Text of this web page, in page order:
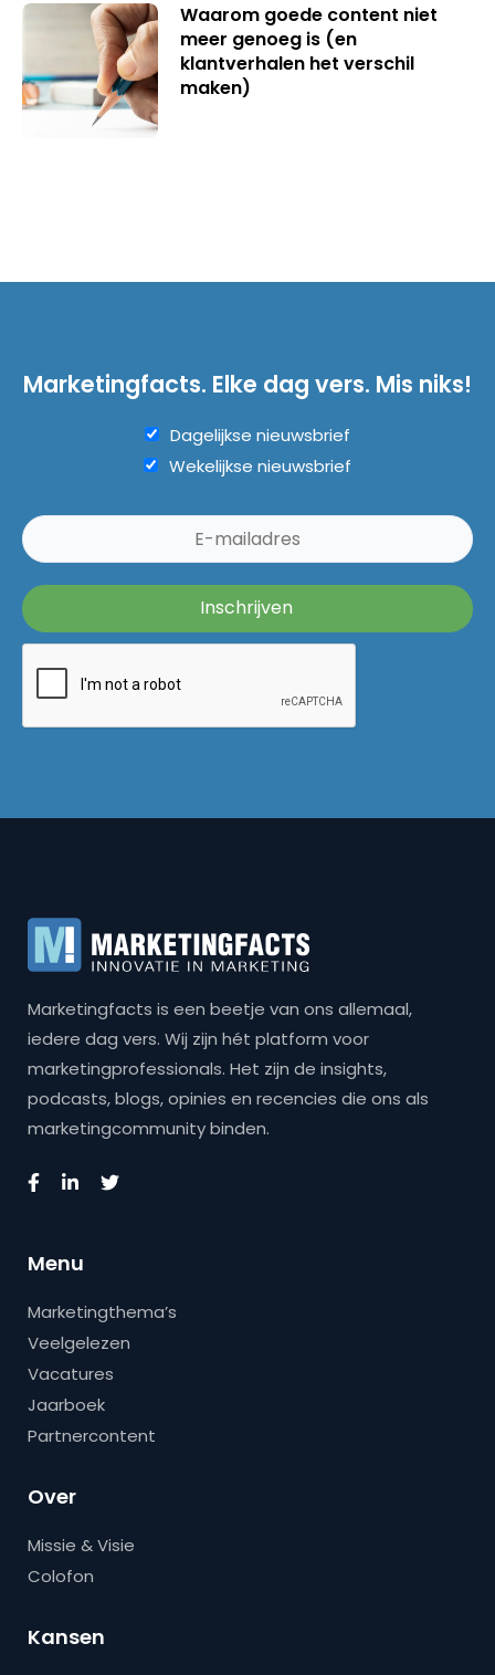
Waarom goede content niet
meer genoeg is (en
klantverhalen het verschil
maken)
Marketingfacts. Elke dag vers. Mis niks!
Dagelijkse nieuwsbrief
Wekelijkse nieuwsbrief
Marketingfacts is een beetje van ons allemaal,
iedere dag vers. Wij zijn hét platform voor
marketingprofessionals. Het zijn de insights,
podcasts, blogs, opinies en recencies die ons als
marketingcommunity binden.
Menu
Marketingthema’s
Veelgelezen
Vacatures
Jaarboek
Partnercontent
Over
Missie & Visie
Colofon
Kansen